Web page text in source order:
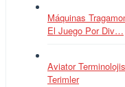
Máquinas
El Juego Por Div…
Aviator
Terimler